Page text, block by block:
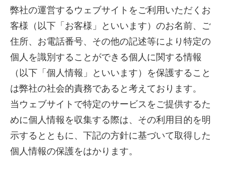
株式会社吾妻製作所 会社案
弊社の運営するウェブサイトをご利用いただくお
客様（以下「お客様」といいます）のお名前、ご
住所、お電話番号、その他の記述等により特定の
個人を識別することができる個人に関する情報
（以下「個人情報」といいます）を保護すること
は弊社の社会的責務であると考えております。
当ウェブサイトで特定のサービスをご提供するた
めに個人情報を収集する際は、その利用目的を明
示するとともに、下記の方針に基づいて取得した
個人情報の保護をはかります。